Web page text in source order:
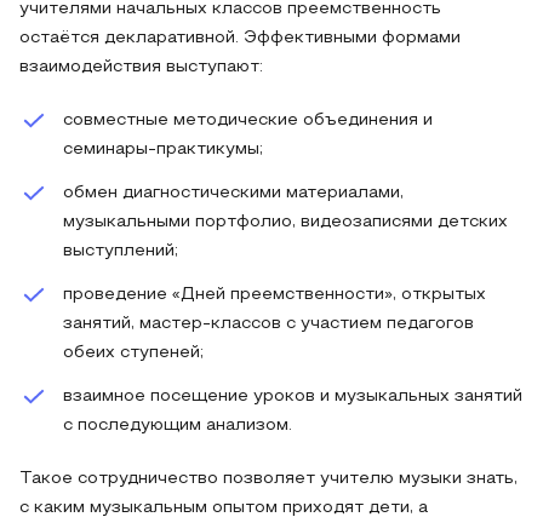
учителями начальных классов преемственность
остаётся декларативной. Эффективными формами
взаимодействия выступают:
совместные методические объединения и
семинары-практикумы;
обмен диагностическими материалами,
музыкальными портфолио, видеозаписями детских
выступлений;
проведение «Дней преемственности», открытых
занятий, мастер-классов с участием педагогов
обеих ступеней;
взаимное посещение уроков и музыкальных занятий
с последующим анализом.
Такое сотрудничество позволяет учителю музыки знать,
с каким музыкальным опытом приходят дети, а